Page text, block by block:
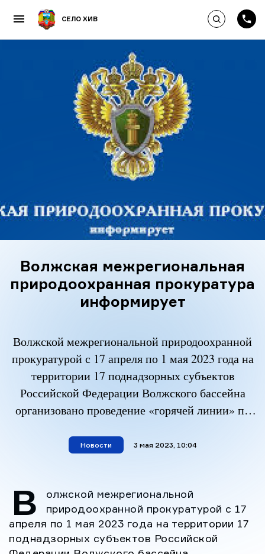
Пропустить и перейти к
СЕЛО ХИВ Выполнить
Волжская межрегиональная
природоохранная прокуратура
информирует
Волжской межрегиональной природоохранной
прокуратурой с 17 апреля по 1 мая 2023 года на
территории 17 поднадзорных субъектов
Российской Федерации Волжского бассейна
организовано проведение «горячей линии» по
охране и использовании лесов, в том числе об
Дербентской межрайонной природоохранной
прокуратуры т. 8-958-570-10-64 Волжской
межрегиональной […]
Новости материал опубликован
3 мая 2023, 10:04
В
олжской межрегиональной
природоохранной прокуратурой с 17
апреля по 1 мая 2023 года на территории 17
поднадзорных субъектов Российской